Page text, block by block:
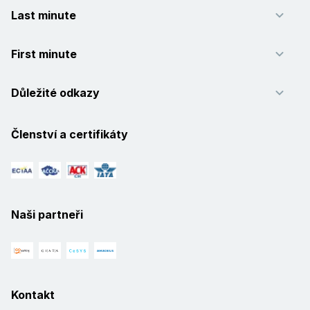
Last minute
First minute
Důležité odkazy
Členství a certifikáty
Naši partneři
Kontakt